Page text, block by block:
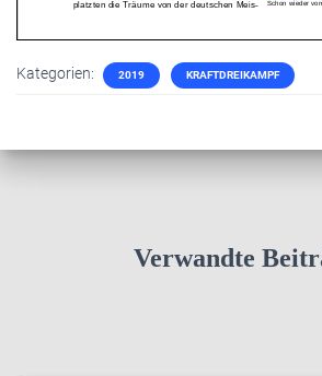
Kategorien: 2019 KRAFTDREIKAMPF
Verwandte